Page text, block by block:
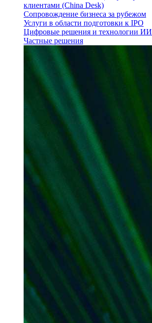
клиентами (China Desk)
Сопровождение бизнеса за рубежом
Услуги в области подготовки к IPO
Цифровые решения и технологии ИИ
Частные решения